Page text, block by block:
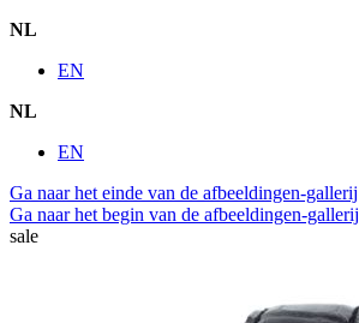
NL
EN
NL
EN
Ga naar het einde van de afbeeldingen-gallerij
Ga naar het begin van de afbeeldingen-gallerij
sale